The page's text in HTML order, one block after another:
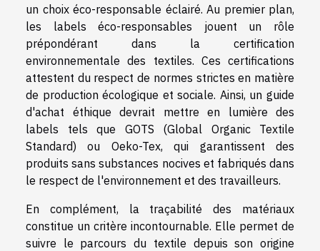
un choix éco-responsable éclairé. Au premier plan,
les labels éco-responsables jouent un rôle
prépondérant dans la certification
environnementale des textiles. Ces certifications
attestent du respect de normes strictes en matière
de production écologique et sociale. Ainsi, un guide
d'achat éthique devrait mettre en lumière des
labels tels que GOTS (Global Organic Textile
Standard) ou Oeko-Tex, qui garantissent des
produits sans substances nocives et fabriqués dans
le respect de l'environnement et des travailleurs.
En complément, la traçabilité des matériaux
constitue un critère incontournable. Elle permet de
suivre le parcours du textile depuis son origine